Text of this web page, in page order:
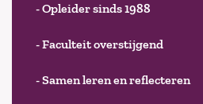
- Opleider sinds 1988
- Faculteit overstijgend
- Samen leren en reflecteren